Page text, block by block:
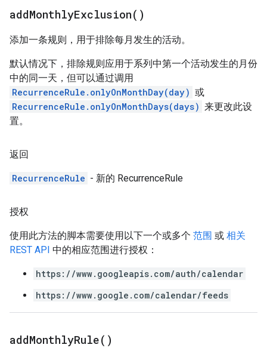
addMonthlyExclusion( )
添加一条规则，用于排除每月发生的活动。
默认情况下，排除规则应用于系列中第一个活动发生的月份
中的同一天，但可以通过调用
RecurrenceRule.onlyOnMonthDay(day) 或
RecurrenceRule.onlyOnMonthDays(days) 来更改此设
置。
返回
RecurrenceRule - 新的 RecurrenceRule
授权
使用此方法的脚本需要使用以下一个或多个 范围 或 相关
REST API 中的相应范围进行授权：
https://www.googleapis.com/auth/calendar
https://www.google.com/calendar/feeds
addMonthlyRule( )